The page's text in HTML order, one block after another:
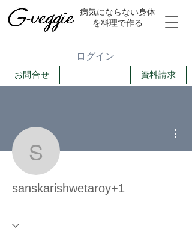
​病気にならない身体
を料理で作る
お問合せ
ログイン
資料請求
sanskarishwetaroy+1